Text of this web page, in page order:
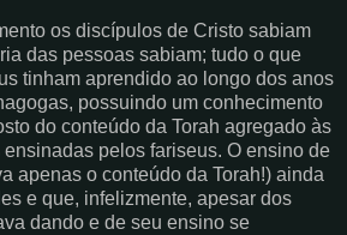
os discípulos de Cristo sabiam
das pessoas sabiam; tudo o que
tinham aprendido ao longo dos anos
possuindo um conhecimento
do conteúdo da Torah agregado às
pelos fariseus. O ensino de
apenas o conteúdo da Torah!) ainda
e que, infelizmente, apesar dos
dando e de seu ensino se